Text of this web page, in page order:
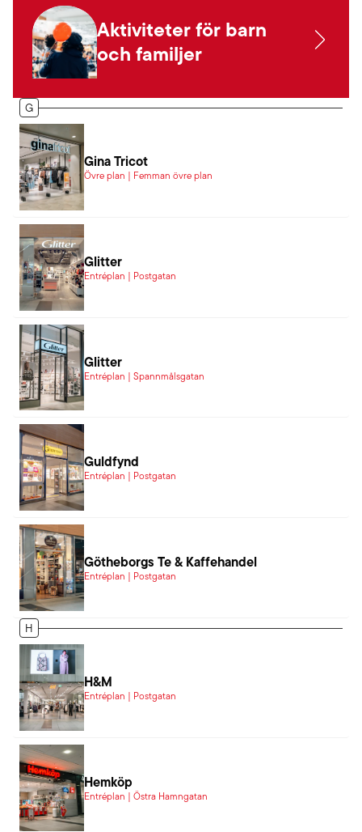
Aktiviteter för barn
och familjer
G
Gina Tricot
Övre plan | Femman övre plan
Glitter
Entréplan | Postgatan
Glitter
Entréplan | Spannmålsgatan
Guldfynd
Entréplan | Postgatan
Götheborgs Te & Kaffehandel
Entréplan | Postgatan
H
H&M
Entréplan | Postgatan
Hemköp
Entréplan | Östra Hamngatan